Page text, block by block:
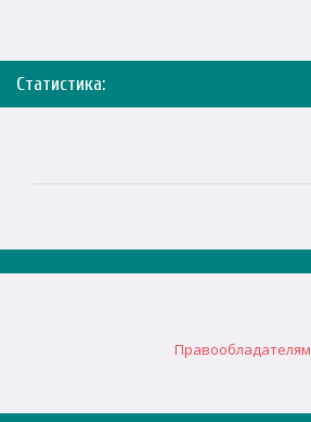
Статистика:
Правообладателям